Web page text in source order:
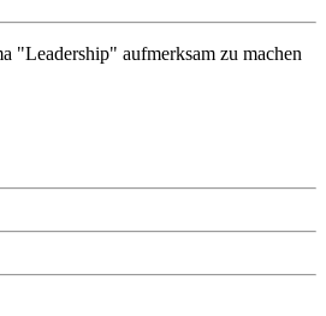
"Leadership" aufmerksam zu machen